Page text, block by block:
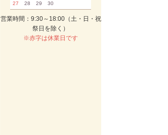
27 28 29 30
営業時間：9:30～18:00（土・日・祝
祭日を除く）
※赤字は休業日です